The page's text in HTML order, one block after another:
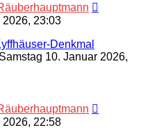
2026, 23:03
Denkmal
Samstag 10. Januar 2026,
2026, 22:58